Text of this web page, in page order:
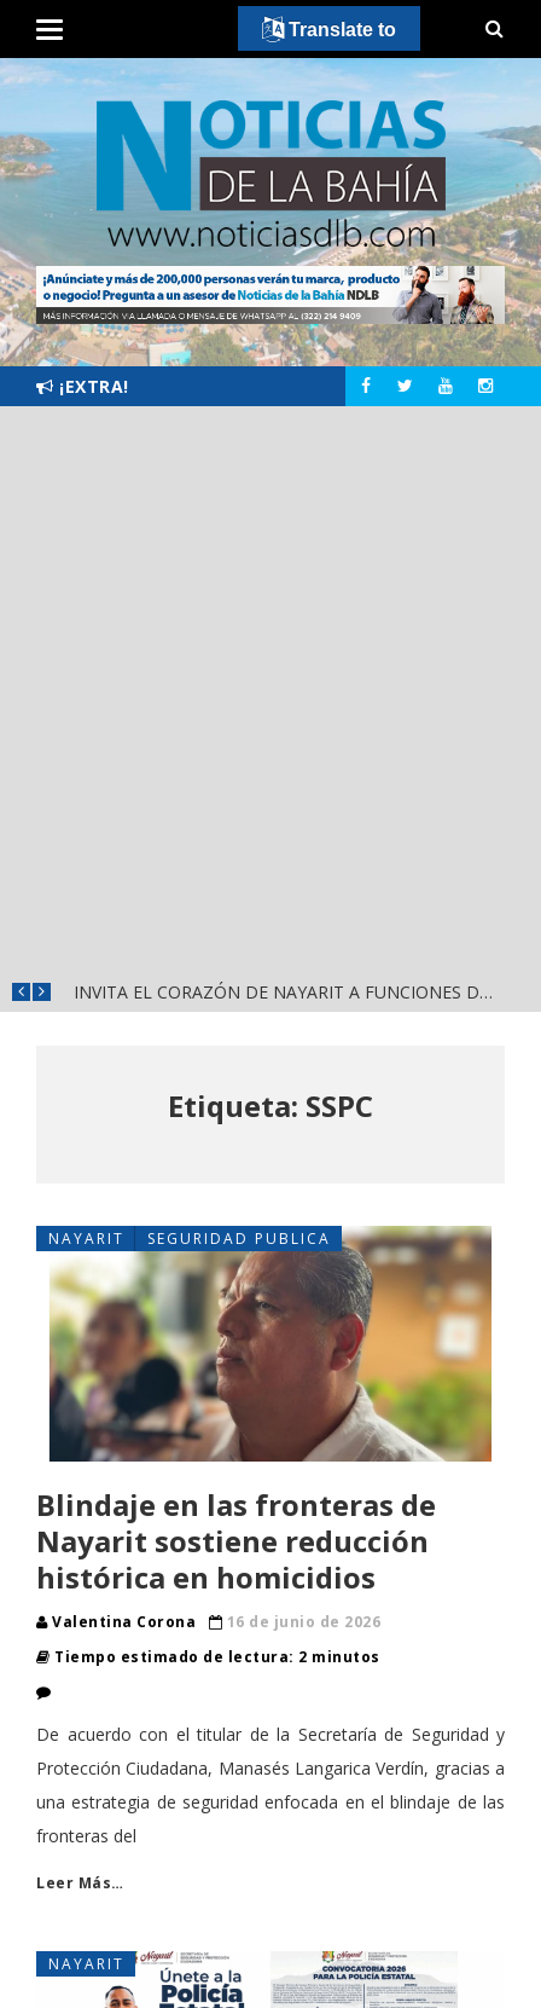
¡EXTRA!
JUAN CARLOS CASTRO ALMAGUER FAVORITO PARA REPRESENTAR A MORENA EN PUERTO VALLARTA
Etiqueta: SSPC
NAYARIT SEGURIDAD PUBLICA
Blindaje en las fronteras de
Nayarit sostiene reducción
histórica en homicidios
Valentina Corona
16 de junio de 2026
Tiempo estimado de lectura: 2 minutos
De acuerdo con el titular de la Secretaría de Seguridad y
Protección Ciudadana, Manasés Langarica Verdín, gracias a
una estrategia de seguridad enfocada en el blindaje de las
fronteras del
Leer Más…
NAYARIT
Translate to